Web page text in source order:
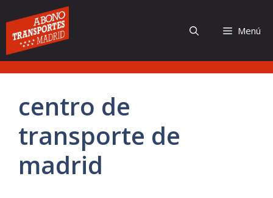
al
contenido
Menú
centro de
transporte de
madrid